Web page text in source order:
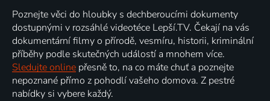
Poznejte věci do hloubky s dechberoucími dokumenty
dostupnými v rozsáhlé videotéce Lepší.TV. Čekají na vás
dokumentární filmy o přírodě, vesmíru, historii, kriminální
příběhy podle skutečných událostí a mnohem více.
Sledujte online přesně to, na co máte chuť a poznejte
nepoznané přímo z pohodlí vašeho domova. Z pestré
nabídky si vybere každý.